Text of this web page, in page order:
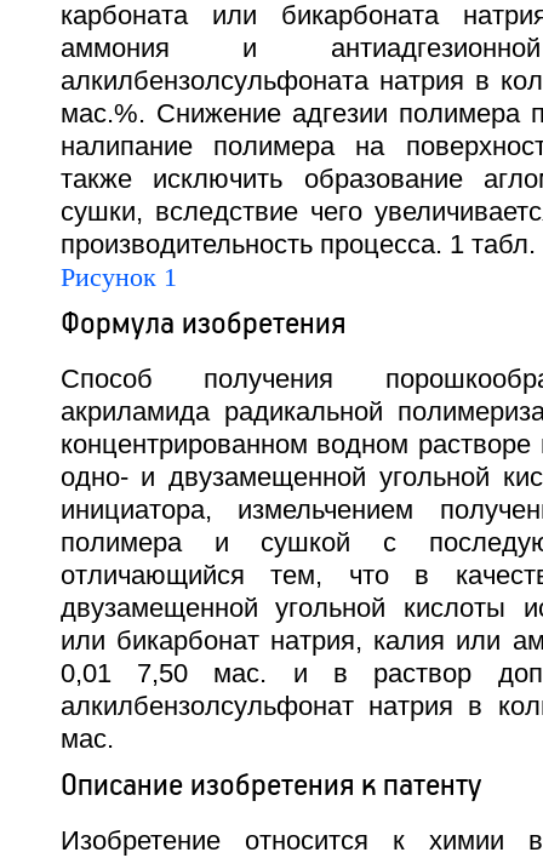
карбоната или бикарбоната
аммония и
алкилбензолсульфоната натрия в
мас.%. Снижение адгезии полимера
налипание полимера на
также исключить образование
сушки, вследствие чего
производительность процесса. 1 табл.
Рисунок 1
Формула изобретения
Способ получения
акриламида радикальной
концентрированном водном растворе
одно- и двузамещенной угольной
инициатора, измельчением
полимера и сушкой с
отличающийся тем, что в
двузамещенной угольной кислоты
или бикарбонат натрия, калия или
0,01 7,50 мас. и в раствор
алкилбензолсульфонат натрия в
мас.
Описание изобретения к патенту
Изобретение относится к химии